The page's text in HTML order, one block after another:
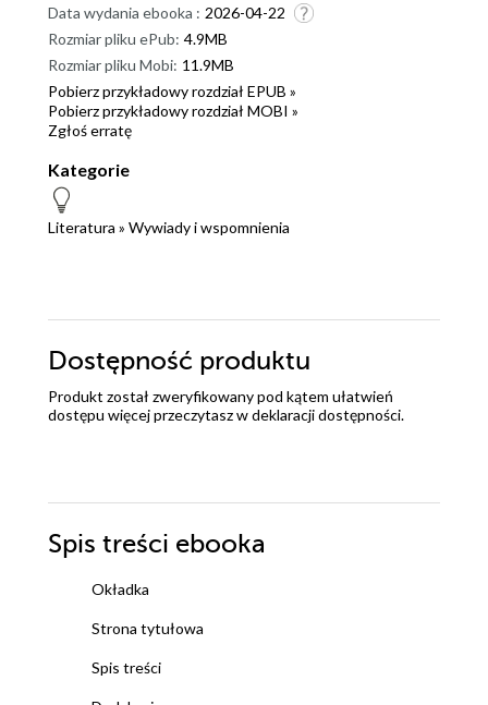
Data wydania ebooka : 2026-04-22
Rozmiar pliku ePub: 4.9MB
Rozmiar pliku Mobi: 11.9MB
Pobierz przykładowy rozdział EPUB »
Pobierz przykładowy rozdział MOBI »
Zgłoś erratę
Kategorie
Literatura » Wywiady i wspomnienia
Dostępność produktu
Produkt został zweryfikowany pod kątem ułatwień
dostępu więcej przeczytasz wdeklaracji dostępności.
Spis treści ebooka
Okładka
Strona tytułowa
Spis treści